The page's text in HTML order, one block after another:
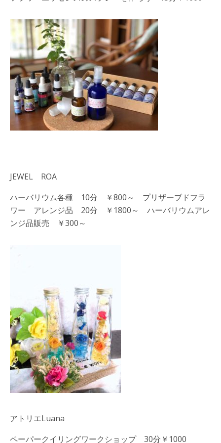
JEWEL ROA
ハーバリウム各種 10分 ￥800～ プリザーブドフラ
ワー アレンジ品 20分 ￥1800～ ハーバリウムアレ
ンジ品販売 ￥300～
アトリエLuana
ペーパークイリングワークショップ 30分￥1000